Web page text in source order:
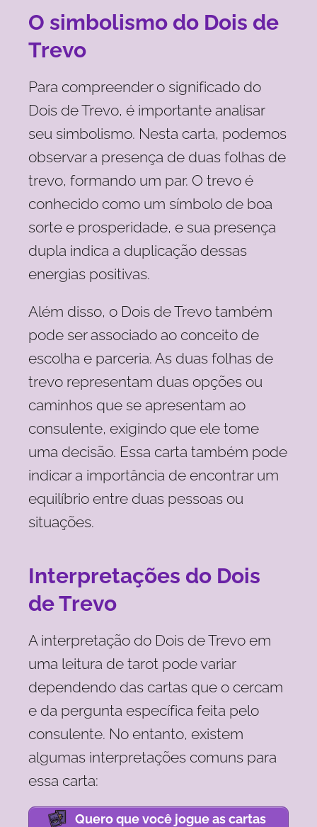
O simbolismo do Dois de
Trevo
Para compreender o significado do
Dois de Trevo, é importante analisar
seu simbolismo. Nesta carta, podemos
observar a presença de duas folhas de
trevo, formando um par. O trevo é
conhecido como um símbolo de boa
sorte e prosperidade, e sua presença
dupla indica a duplicação dessas
energias positivas.
Além disso, o Dois de Trevo também
pode ser associado ao conceito de
escolha e parceria. As duas folhas de
trevo representam duas opções ou
caminhos que se apresentam ao
consulente, exigindo que ele tome
uma decisão. Essa carta também pode
indicar a importância de encontrar um
equilíbrio entre duas pessoas ou
situações.
Interpretações do Dois
de Trevo
A interpretação do Dois de Trevo em
uma leitura de tarot pode variar
dependendo das cartas que o cercam
e da pergunta específica feita pelo
consulente. No entanto, existem
algumas interpretações comuns para
essa carta:
Quero que você jogue as cartas